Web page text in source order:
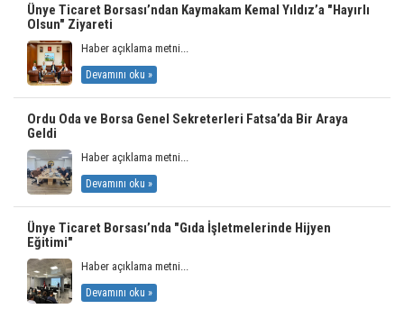
Ünye Ticaret Borsası’ndan Kaymakam Kemal Yıldız’a "Hayırlı
Olsun" Ziyareti
Haber açıklama metni...
Devamını oku »
Ordu Oda ve Borsa Genel Sekreterleri Fatsa’da Bir Araya
Geldi
Haber açıklama metni...
Devamını oku »
Ünye Ticaret Borsası’nda "Gıda İşletmelerinde Hijyen
Eğitimi"
Haber açıklama metni...
Devamını oku »